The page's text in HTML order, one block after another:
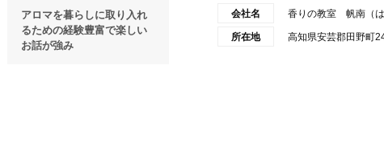
アロマを暮らしに取り入れ
るための経験豊富で楽しい
お話が強み
会社名
香りの教室 帆南（は
所在地 高知県安芸郡田野町